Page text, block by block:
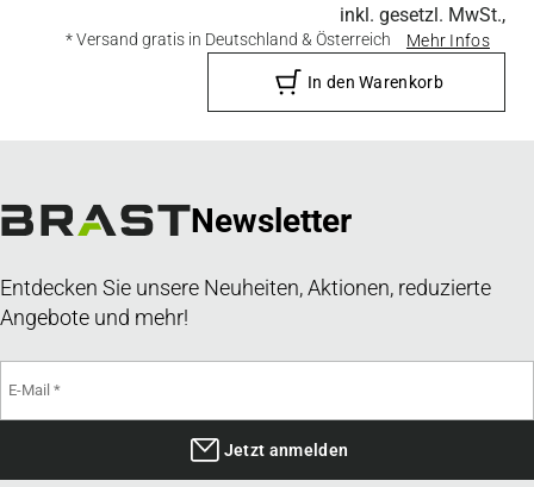
inkl. gesetzl. MwSt.,
* Versand gratis in Deutschland & Österreich Mehr Infos
In den Warenkorb
Newsletter
Entdecken Sie unsere Neuheiten, Aktionen, reduzierte
Angebote und mehr!
Jetzt anmelden